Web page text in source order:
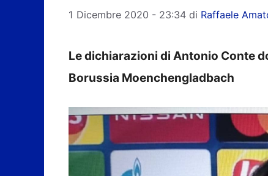
1 Dicembre 2020 - 23:34 di Raffaele
Le dichiarazioni di Antonio Conte
Borussia Moenchengladbach